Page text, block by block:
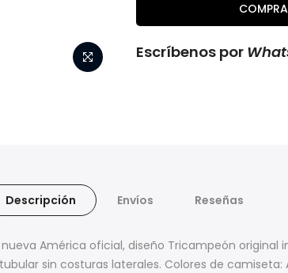
Escríbenos por
Descripción Envíos Reseñas
América oficial, diseño Tricampeón
sin costuras laterales. Colores de camiseta: